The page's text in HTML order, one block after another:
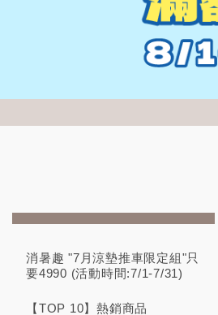
消暑趣 "7月涼墊推車限定組"只
要4990 (活動時間:7/1-7/31)
【TOP 10】熱銷商品